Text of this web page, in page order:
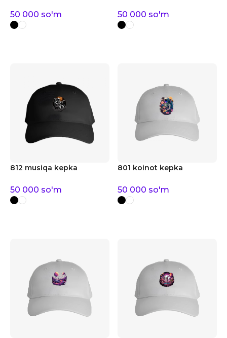
50 000 so'm 50 000 so'm
812 musiqa kepka
50 000 so'm
801 koinot kepka
50 000 so'm